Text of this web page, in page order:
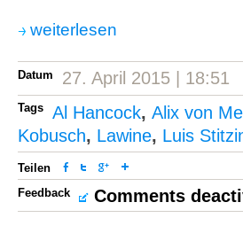
weiterlesen
Datum 27. April 2015 | 18:51
Tags Al Hancock, Alix von
Kobusch, Lawine, Luis
Teilen
Feedback
Comments